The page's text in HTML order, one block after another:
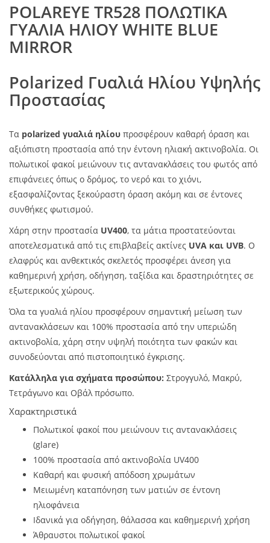
POLAREYE TR528 ΠΟΛΩΤΙΚΑ
ΓΥΑΛΙΑ ΗΛΙΟΥ WHITE BLUE
MIRROR
Polarized Γυαλιά Ηλίου Υψηλής
Προστασίας
Τα polarized γυαλιά ηλίου προσφέρουν καθαρή όραση και
αξιόπιστη προστασία από την έντονη ηλιακή ακτινοβολία. Οι
πολωτικοί φακοί μειώνουν τις αντανακλάσεις του φωτός από
επιφάνειες όπως ο δρόμος, το νερό και το χιόνι,
εξασφαλίζοντας ξεκούραστη όραση ακόμη και σε έντονες
συνθήκες φωτισμού.
Χάρη στην προστασία UV400, τα μάτια προστατεύονται
αποτελεσματικά από τις επιβλαβείς ακτίνες UVA και UVB. Ο
ελαφρύς και ανθεκτικός σκελετός προσφέρει άνεση για
καθημερινή χρήση, οδήγηση, ταξίδια και δραστηριότητες σε
εξωτερικούς χώρους.
Όλα τα γυαλιά ηλίου προσφέρουν σημαντική μείωση των
αντανακλάσεων και 100% προστασία από την υπεριώδη
ακτινοβολία, χάρη στην υψηλή ποιότητα των φακών και
συνοδεύονται από πιστοποιητικό έγκρισης.
Κατάλληλα για σχήματα προσώπου: Στρογγυλό, Μακρύ,
Τετράγωνο και Οβάλ πρόσωπο.
Χαρακτηριστικά
Πολωτικοί φακοί που μειώνουν τις αντανακλάσεις
(glare)
100% προστασία από ακτινοβολία UV400
Καθαρή και φυσική απόδοση χρωμάτων
Μειωμένη καταπόνηση των ματιών σε έντονη
ηλιοφάνεια
Ιδανικά για οδήγηση, θάλασσα και καθημερινή χρήση
Άθραυστοι πολωτικοί φακοί